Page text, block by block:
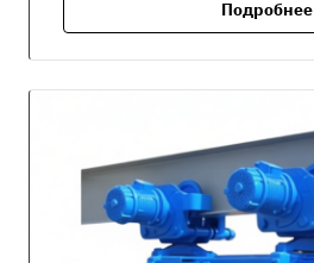
Подробнее